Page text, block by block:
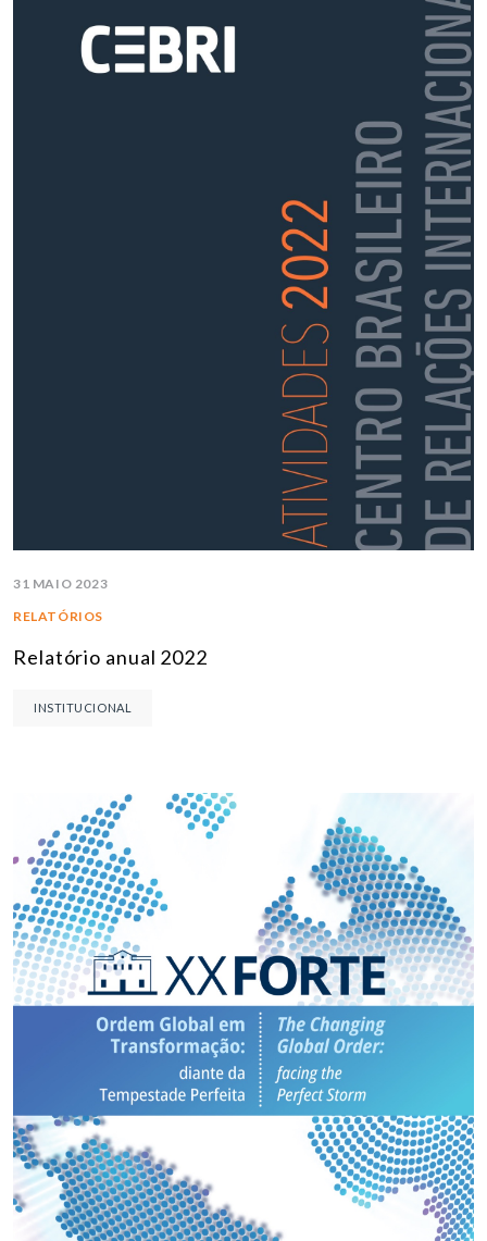
31 MAIO 2023
RELATÓRIOS
Relatório anual 2022
INSTITUCIONAL